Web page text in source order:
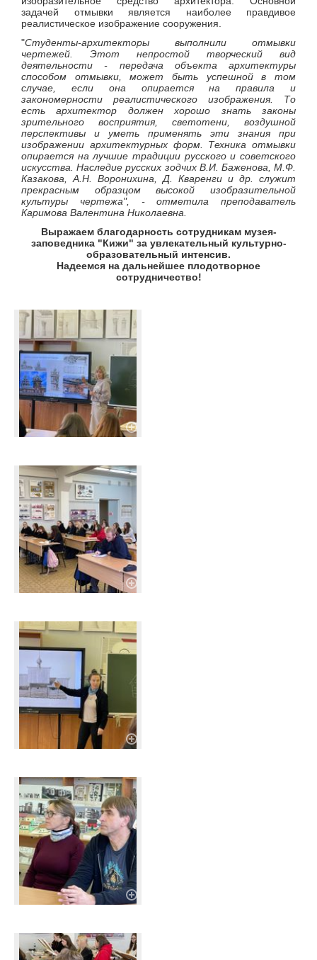
задачей отмывки является наиболее правдивое
реалистическое изображение сооружения.
"Студенты-архитекторы выполнили отмывки
чертежей. Этот непростой творческий вид
деятельности - передача объекта архитектуры
способом отмывки, может быть успешной в том
случае, если она опирается на правила и
закономерности реалистического изображения. То
есть архитектор должен хорошо знать законы
зрительного восприятия, светотени, воздушной
перспективы и уметь применять эти знания при
изображении архитектурных форм. Техника отмывки
опирается на лучшие традиции русского и советского
искусства. Наследие русских зодчих В.И. Баженова, М.Ф.
Казакова, А.Н. Воронихина, Д. Кваренги и др. служит
прекрасным образцом высокой изобразительной
культуры чертежа", - отметила преподаватель
Каримова Валентина Николаевна.
Выражаем благодарность сотрудникам музея-
заповедника "Кижи" за увлекательный культурно-
образовательный интенсив.
Надеемся на дальнейшее плодотворное
сотрудничество!